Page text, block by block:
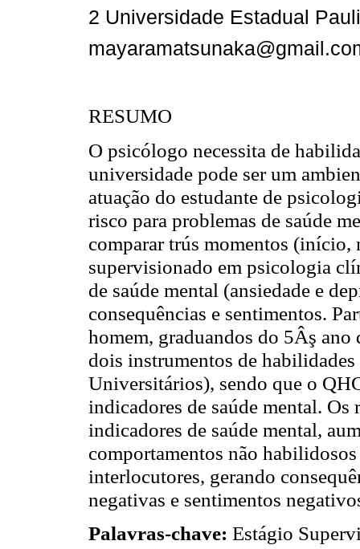
2 Universidade Estadual
RESUMO
O psicólogo necessita de
universidade pode ser um
atuação do estudante de
risco para problemas de saúde
comparar trús momentos (início,
supervisionado em psicologia
de saúde mental (ansiedade e
consequências e sentimentos.
homem, graduandos do 5Âş
dois instrumentos de
Universitários), sendo que o
indicadores de saúde mental. Os
indicadores de saúde mental,
comportamentos não
interlocutores, gerando
negativas e sentimentos
Palavras-chave: Estágio